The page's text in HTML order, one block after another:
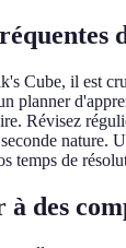
Cube, il est
planner
Révisez
nature.
temps de
des